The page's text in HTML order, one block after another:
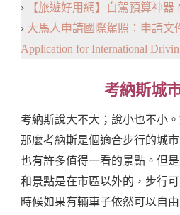
›
【旅遊好用網】自駕預算神器
› 大馬人申請國際駕照：申請文
Application for International
考納斯城
考納斯說大不大；說小也不小
那麼考納斯是個適合步行的城
也有許多值得一看的景點。但
和景點是在市區以外的，步行
時候如果有輛車子依然可以自